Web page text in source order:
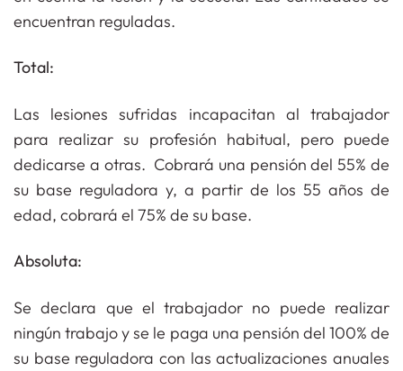
encuentran reguladas.
Total:
Las lesiones sufridas incapacitan al trabajador
para realizar su profesión habitual, pero puede
dedicarse a otras. Cobrará una pensión del 55% de
su base reguladora y, a partir de los 55 años de
edad, cobrará el 75% de su base.
Absoluta:
Se declara que el trabajador no puede realizar
ningún trabajo y se le paga una pensión del 100% de
su base reguladora con las actualizaciones anuales